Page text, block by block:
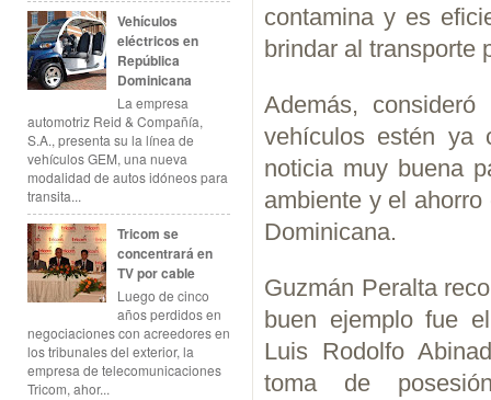
Vehículos
eléctricos en
República
Dominicana
La empresa
automotriz Reid & Compañía,
S.A., presenta su la línea de
vehículos GEM, una nueva
modalidad de autos idóneos para
transita...
Tricom se
concentrará en
TV por cable
Luego de cinco
años perdidos en
negociaciones con acreedores en
los tribunales del exterior, la
empresa de telecomunicaciones
Tricom, ahor...
contamina y es
brindar al transporte
Además,
vehículos estén ya
noticia muy buena
ambiente y el
Dominicana.
Guzmán Peralta
buen ejemplo fue
Luis Rodolfo
toma de